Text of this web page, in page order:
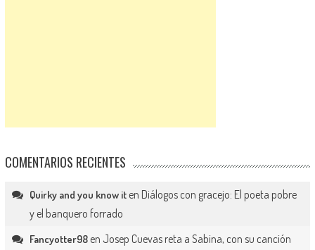
COMENTARIOS RECIENTES
Quirky and you know iten Diálogos con gracejo: El poeta pobre
y el banquero forrado
Fancyotter98en Josep Cuevas reta a Sabina, con su canción